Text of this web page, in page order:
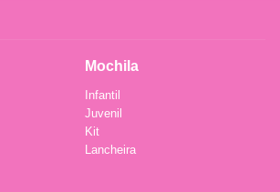
Mochila
Infantil
Juvenil
Kit
Lancheira